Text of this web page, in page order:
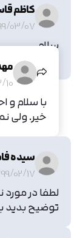
کاظم
03/07
سلام
قالب این
10
با سلام و
خیر. ولی
سیده
02/17
لطفا در مورد
توضیح بدید